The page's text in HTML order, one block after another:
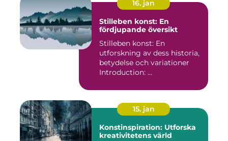
16. jan
Stilleben konst: En
fördjupande översikt
Stilleben konst: En
utforskning av dess historia,
betydelse och variationer
Introduction: ...
15. jan
Konstinspiration: Utforska
kreativitetens värld